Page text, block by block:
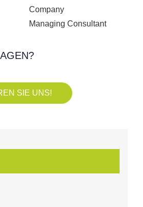
Company
Managing Consultant
SIE UNS!